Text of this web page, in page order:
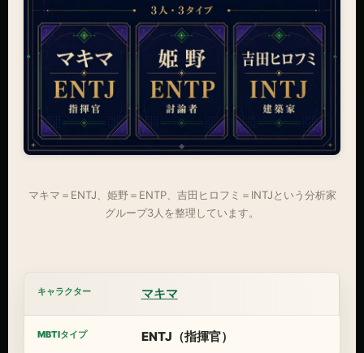
マキマ＝ENTJ、姫野＝ENTP、吉田ヒロフミ＝INTJという分析家
グループ3人を整理しています。
マキマ
ENTJ（指揮官）